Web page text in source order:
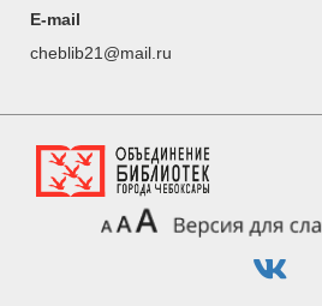
E-mail
cheblib21@mail.ru